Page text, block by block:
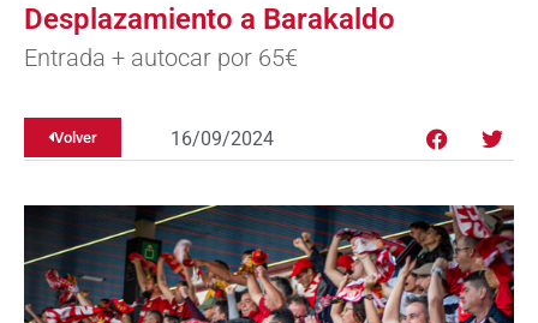
Desplazamiento a Barakaldo
Entrada + autocar por 65€
Volver 16/09/2024